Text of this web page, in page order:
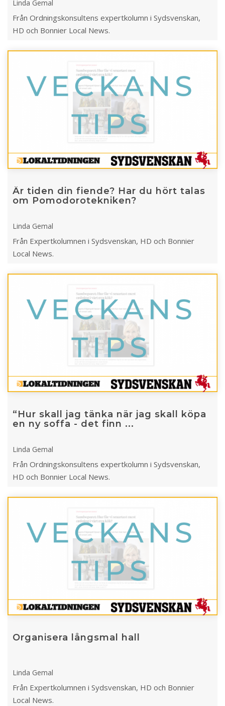
Linda Gemal
Från Ordningskonsultens expertkolumn i Sydsvenskan,
HD och Bonnier Local News.
Är tiden din fiende? Har du hört talas
om Pomodorotekniken?
Linda Gemal
Från Expertkolumnen i Sydsvenskan, HD och Bonnier
Local News.
“Hur skall jag tänka när jag skall köpa
en ny soffa - det finn ...
Linda Gemal
Från Ordningskonsultens expertkolumn i Sydsvenskan,
HD och Bonnier Local News.
Organisera långsmal hall
Linda Gemal
Från Expertkolumnen i Sydsvenskan, HD och Bonnier
Local News.